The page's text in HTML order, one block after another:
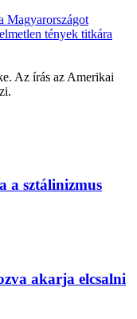
Magyarországot
tények titkára
Az írás az Amerikai
a sztálinizmus
akarja elcsalni